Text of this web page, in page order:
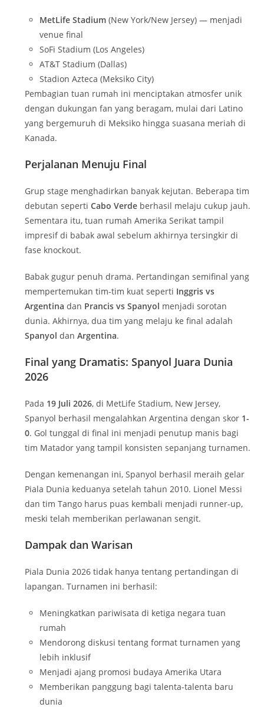
MetLife Stadium (New York/New Jersey) — menjadi
venue final
SoFi Stadium (Los Angeles)
AT&T Stadium (Dallas)
Stadion Azteca (Meksiko City)
Pembagian tuan rumah ini menciptakan atmosfer unik
dengan dukungan fan yang beragam, mulai dari Latino
yang bergemuruh di Meksiko hingga suasana meriah di
Kanada.
Perjalanan Menuju Final
Grup stage menghadirkan banyak kejutan. Beberapa tim
debutan sepertiCabo Verde berhasil melaju cukup jauh.
Sementara itu, tuan rumah Amerika Serikat tampil
impresif di babak awal sebelum akhirnya tersingkir di
fase knockout.
Babak gugur penuh drama. Pertandingan semifinal yang
mempertemukan tim-tim kuat seperti Inggris vs
Argentina dan Prancis vs Spanyol menjadi sorotan
dunia. Akhirnya, dua tim yang melaju ke final adalah
Spanyol danArgentina.
Final yang Dramatis: Spanyol Juara Dunia
2026
Pada 19 Juli 2026, di MetLife Stadium, New Jersey,
Spanyol berhasil mengalahkan Argentina dengan skor 1-
0. Gol tunggal di final ini menjadi penutup manis bagi
tim Matador yang tampil konsisten sepanjang turnamen.
Dengan kemenangan ini, Spanyol berhasil meraih gelar
Piala Dunia keduanya setelah tahun 2010. Lionel Messi
dan tim Tango harus puas kembali menjadi runner-up,
meski telah memberikan perlawanan sengit.
Dampak dan Warisan
Piala Dunia 2026 tidak hanya tentang pertandingan di
lapangan. Turnamen ini berhasil:
Meningkatkan pariwisata di ketiga negara tuan
rumah
Mendorong diskusi tentang format turnamen yang
lebih inklusif
Menjadi ajang promosi budaya Amerika Utara
Memberikan panggung bagi talenta-talenta baru
dunia